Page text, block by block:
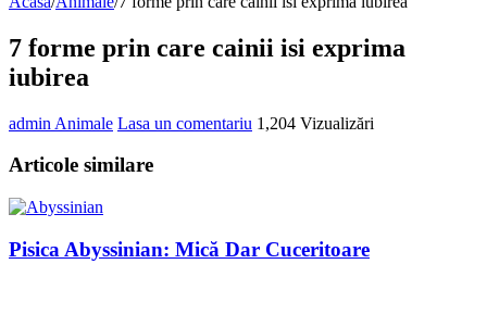
7 forme prin care cainii isi exprima
iubirea
admin Animale Lasa un comentariu 1,204 Vizualizări
Articole similare
Pisica Abyssinian: Mică Dar Cuceritoare